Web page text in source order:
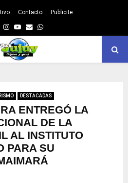
Contacto Publicite
Instagram
Youtube
EmailWhatsapp
DESTACADAS
ENTREGÓ LA
DE LA
AL INSTITUTO
PARA SU